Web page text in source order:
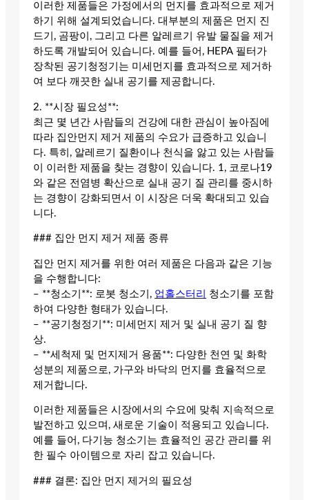
이러한 제품들은 가정에서의 먼지를 효과적으로 제거
하기 위해 설계되었습니다. 대부분의 제품은 먼지 진
드기, 곰팡이, 그리고 다른 알레르기 유발 물질을 제거
하도록 개발되어 있습니다. 예를 들어, HEPA 필터가
장착된 공기청정기는 미세먼지를 효과적으로 제거하
여 보다 깨끗한 실내 공기를 제공합니다.
2. **시장 필요성**:
최근 몇 년간 사람들의 건강에 대한 관심이 높아짐에
따라 집안먼지 제거 제품의 수요가 급증하고 있습니
다. 특히, 알레르기 질환이나 천식을 앓고 있는 사람들
이 이러한 제품을 찾는 경향이 있습니다. 1, 코로나19
와 같은 전염병 확산으로 실내 공기 질 관리를 중시하
는 경향이 강화되면서 이 시장은 더욱 확대되고 있습
니다.
### 집안 먼지 제거 제품 종류
집안 먼지 제거를 위한 여러 제품은 다음과 같은 기능
을 수행합니다:
– **청소기**: 로봇 청소기, 업홀스터리
청소기를 포함
하여 다양한 형태가 있습니다.
– **공기청정기**: 미세먼지 제거 및 실내 공기 질 향
상.
– **세척제 및 먼지제거 용품**: 다양한 천연 및 화학
성분의 제품으로, 가구와 바닥의 먼지를 효율적으로
제거합니다.
이러한 제품들은 시장에서의 수요에 맞춰 지속적으로
발전하고 있으며, 새로운 기술이 적용되고 있습니다.
예를 들어, 다기능 청소기는 효율적인 공간 관리를 위
한 필수 아이템으로 자리 잡고 있습니다.
### 결론: 집안 먼지 제거의 필요성